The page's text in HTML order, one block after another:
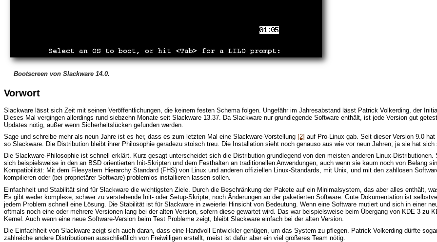
Bootscreen von Slackware 14.0.
Vorwort
Slackware lässt sich Zeit mit seinen Veröffentlichungen, die keinem festen Schema folgen. Ungefähr im Jahresabstand lässt Patrick Volkerding, der
Dieses Mal vergingen allerdings rund siebzehn Monate seit Slackware 13.37. Da Slackware nur grundlegende Software enthält, ist jede Version gut
Updates nötig, außer wenn Sicherheitslücken gefunden werden.
Sage und schreibe mehr als neun Jahre ist es her, dass es zum letzten Mal eine Slackware-Vorstellung [2] auf Pro-Linux gab. Seit dieser Version 9.0
so Slackware. Die Distribution bleibt ihrer Philosophie geradezu stoisch treu. Die Installation sieht noch genauso aus wie vor neun Jahren; ja sie hat
Die Slackware-Philosophie ist schnell erklärt. Kurz gesagt unterscheidet sich die Distribution grundlegend von den meisten anderen Linux-
sich beispielsweise in den an BSD orientierten Init-Skripten und dem Festhalten an traditionellen Anwendungen, auch wenn sie kaum noch von Belang
Kompatibilität: Mit dem Filesystem Hierarchy Standard (FHS) von Linux und anderen offiziellen Linux-Standards, mit Unix, und mit den zahllosen
kompilieren oder (bei proprietärer Software) problemlos installieren lassen sollen.
Einfachheit und Stabilität sind für Slackware die wichtigsten Ziele. Durch die Beschränkung der Pakete auf ein Minimalsystem, das aber alles enthält,
Es gibt weder komplexe, schwer zu verstehende Init- oder Setup-Skripte, noch Änderungen an der paketierten Software. Gute Dokumentation ist
jedem Problem schnell eine Lösung. Die Stabilität ist für Slackware in zweierlei Hinsicht von Bedeutung. Wenn eine Software mutiert und sich in einer
oftmals noch eine oder mehrere Versionen lang bei der alten Version, sofern diese gewartet wird. Das war beispielsweise beim Übergang von KDE 3 zu
Kernel. Auch wenn eine neue Software-Version beim Test Probleme zeigt, bleibt Slackware einfach bei der alten Version.
Die Einfachheit von Slackware zeigt sich auch daran, dass eine Handvoll Entwickler genügen, um das System zu pflegen. Patrick Volkerding dürfte
zahlreiche andere Distributionen ausschließlich von Freiwilligen erstellt, meist ist dafür aber ein viel größeres Team nötig.